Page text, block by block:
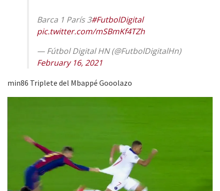
Barca 1 París 3#FutbolDigital
pic.twitter.com/mSBmKf4TZh
— Fútbol Digital HN (@FutbolDigitalHn)
February 16, 2021
min86 Triplete del Mbappé Gooolazo